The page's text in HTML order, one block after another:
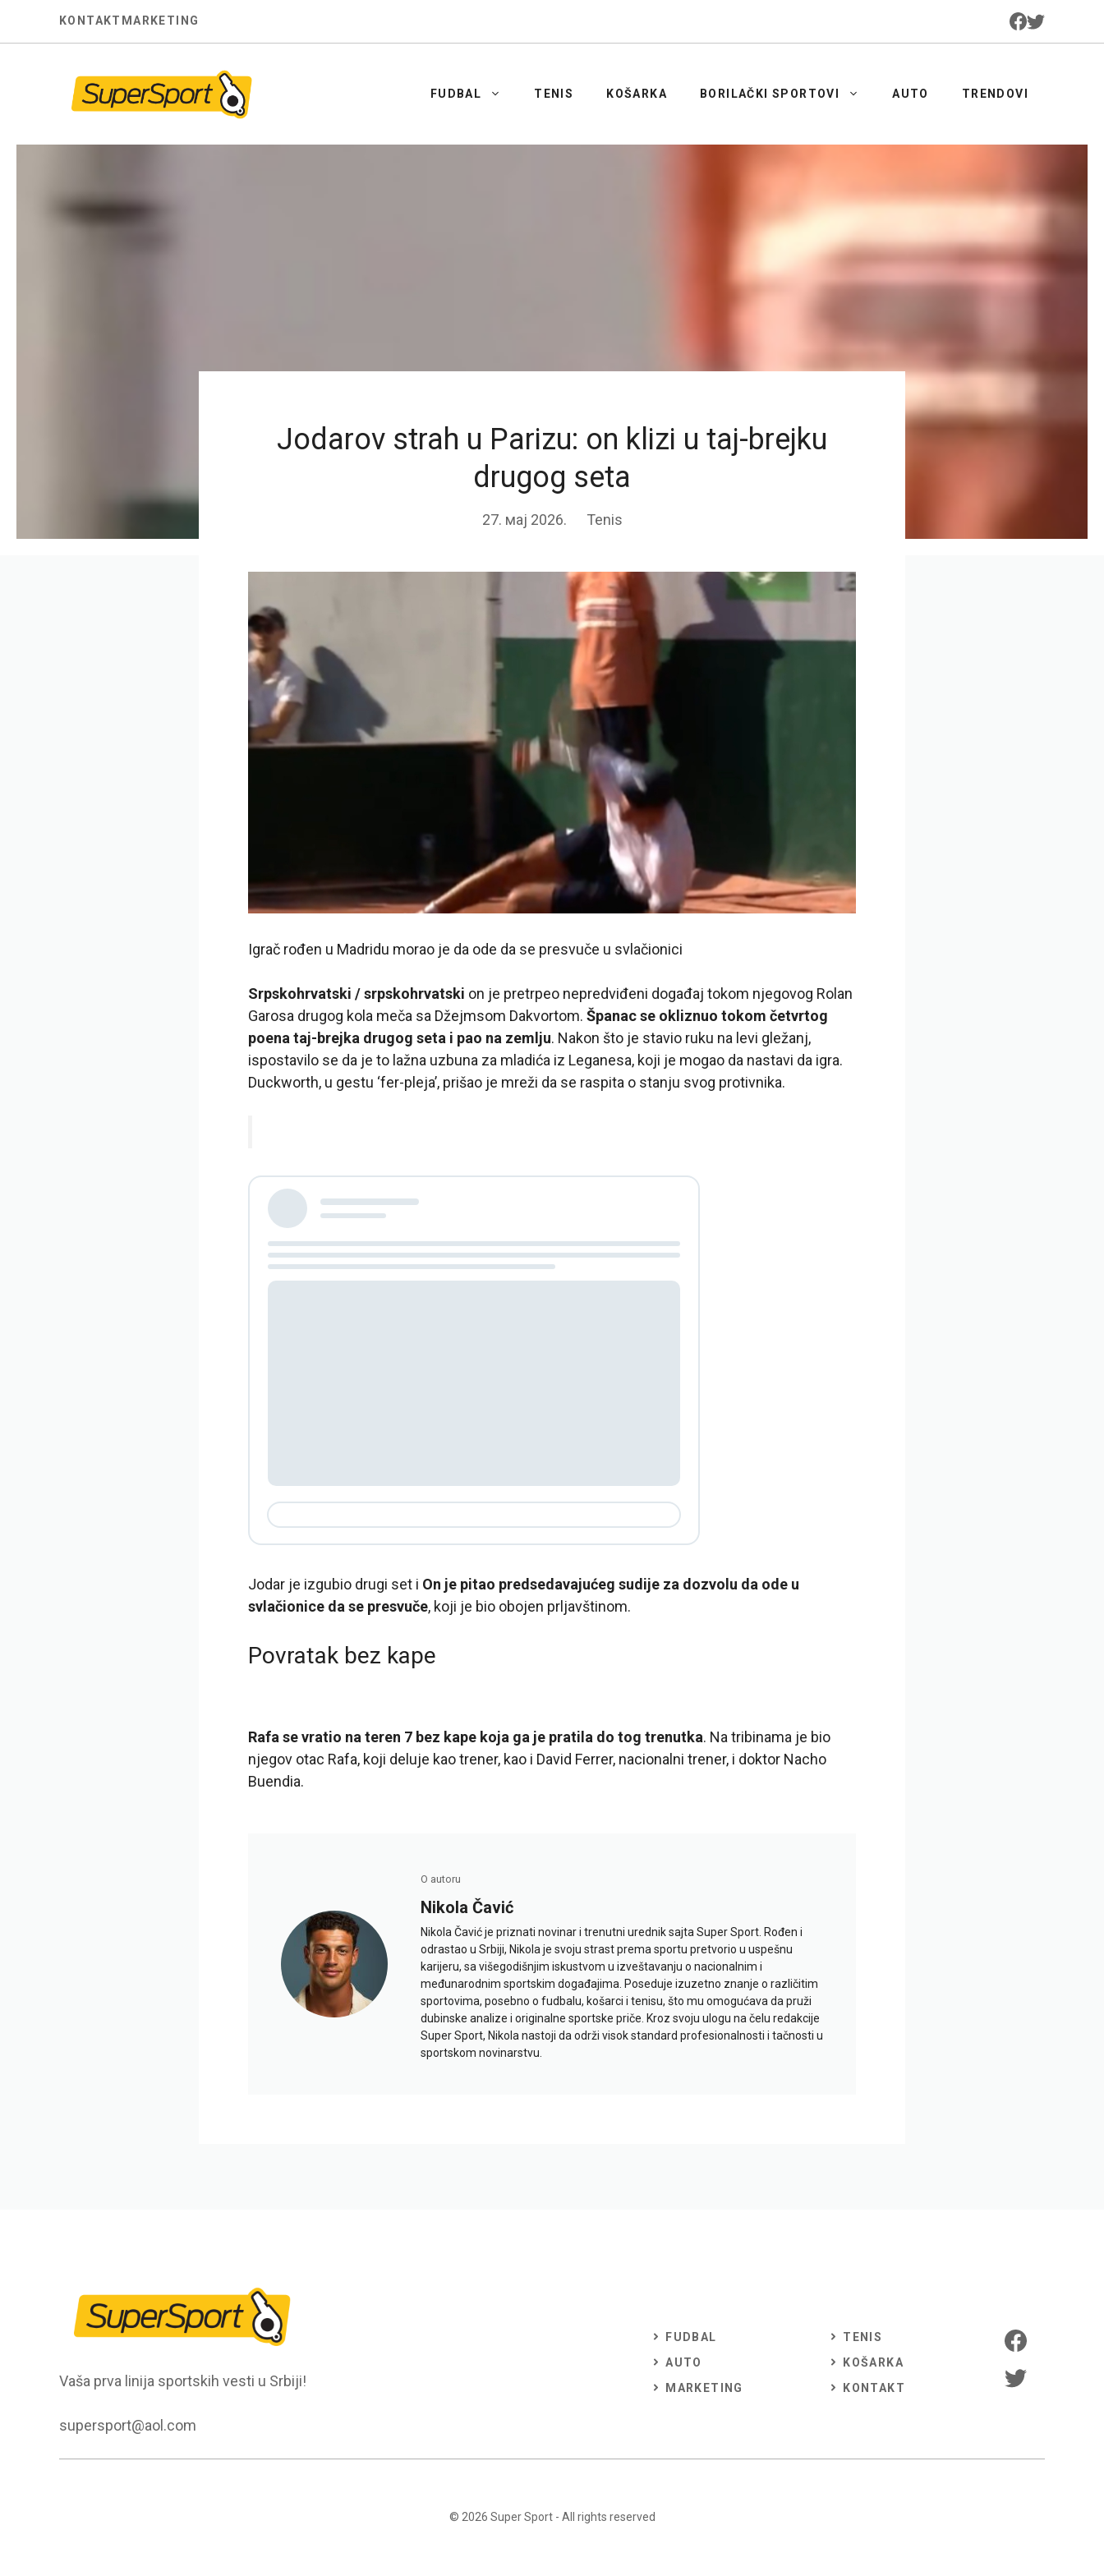
KONTAKT MARKETING
FUDBAL TENIS KOŠARKA BORILAČKI SPORTOVI AUTO TRENDOVI
Jodarov strah u Parizu: on klizi u taj-brejku
drugog seta
27. мај 2026. Tenis
Igrač rođen u Madridu morao je da ode da se presvuče u svlačionici
Srpskohrvatski / srpskohrvatski on je pretrpeo nepredviđeni događaj tokom njegovog Rolan
Garosa drugog kola meča sa Džejmsom Dakvortom. Španac se okliznuo tokom četvrtog
poena taj-brejka drugog seta i pao na zemlju. Nakon što je stavio ruku na levi gležanj,
ispostavilo se da je to lažna uzbuna za mladića iz Leganesa, koji je mogao da nastavi da igra.
Duckworth, u gestu ‘fer-pleja’, prišao je mreži da se raspita o stanju svog protivnika.
Jodar je izgubio drugi set i On je pitao predsedavajućeg sudije za dozvolu da ode u
svlačionice da se presvuče, koji je bio obojen prljavštinom.
Povratak bez kape
Rafa se vratio na teren 7 bez kape koja ga je pratila do tog trenutka. Na tribinama je bio
njegov otac Rafa, koji deluje kao trener, kao i David Ferrer, nacionalni trener, i doktor Nacho
Buendia.
O autoru
Nikola Čavić
Nikola Čavić je priznati novinar i trenutni urednik sajta Super Sport. Rođen i
odrastao u Srbiji, Nikola je svoju strast prema sportu pretvorio u uspešnu
karijeru, sa višegodišnjim iskustvom u izveštavanju o nacionalnim i
međunarodnim sportskim događajima. Poseduje izuzetno znanje o različitim
sportovima, posebno o fudbalu, košarci i tenisu, što mu omogućava da pruži
dubinske analize i originalne sportske priče. Kroz svoju ulogu na čelu redakcije
Super Sport, Nikola nastoji da održi visok standard profesionalnosti i tačnosti u
sportskom novinarstvu.
Vaša prva linija sportskih vesti u Srbiji!
supersport@aol.com
FUDBAL
AUTO
MARKETING
TENIS
KOŠARKA
KONTAKT
© 2026 Super Sport- All rights reserved